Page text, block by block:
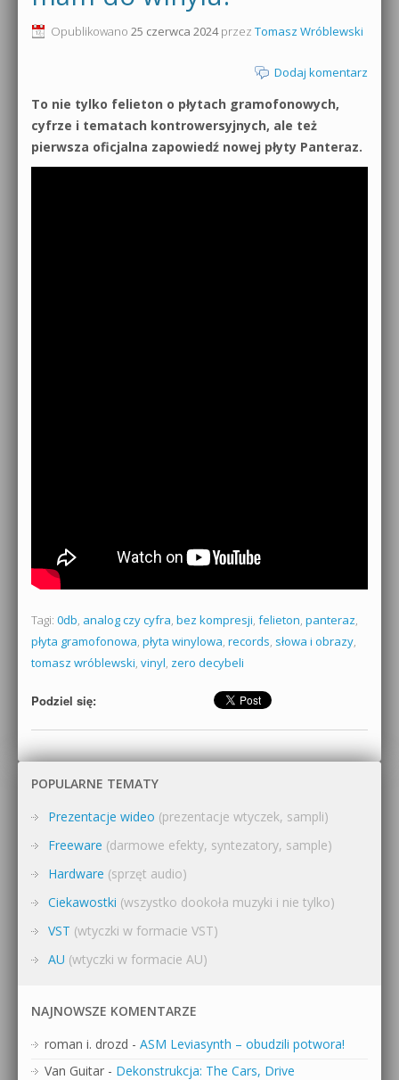
Produkcja muzyczna od podstaw
Sound Forge od podstaw
Dubstep z syntezatorem Massive
0dB.pl - informacje
Materiały dla mediów
Archiwum aktualności
Opublikowano 25 czerwca 2024przez Tomasz Wróblewski
Dodaj komentarz
To nie tylko felieton o płytach gramofonowych,
cyfrze i tematach kontrowersyjnych, ale też
pierwsza oficjalna zapowiedź nowej płyty Panteraz.
Tagi: 0db, analog czy cyfra, bez kompresji, felieton, panteraz,
płyta gramofonowa, płyta winylowa, records, słowa i obrazy,
tomasz wróblewski, vinyl, zero decybeli
Podziel się:
POPULARNE TEMATY
Prezentacje wideo (prezentacje wtyczek, sampli)
Freeware (darmowe efekty, syntezatory, sample)
Hardware (sprzęt audio)
Ciekawostki (wszystko dookoła muzyki i nie tylko)
VST (wtyczki w formacie VST)
AU (wtyczki w formacie AU)
NAJNOWSZE KOMENTARZE
roman i. drozd - ASM Leviasynth – obudzili potwora!
Van Guitar - Dekonstrukcja: The Cars, Drive